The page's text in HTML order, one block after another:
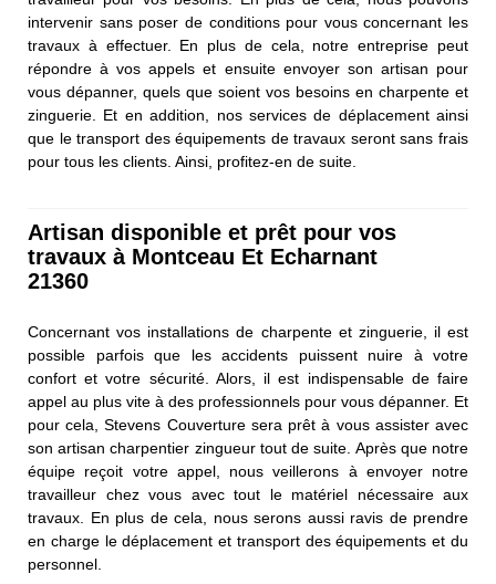
intervenir sans poser de conditions pour vous concernant les
travaux à effectuer. En plus de cela, notre entreprise peut
répondre à vos appels et ensuite envoyer son artisan pour
vous dépanner, quels que soient vos besoins en charpente et
zinguerie. Et en addition, nos services de déplacement ainsi
que le transport des équipements de travaux seront sans frais
pour tous les clients. Ainsi, profitez-en de suite.
Artisan disponible et prêt pour vos
travaux à Montceau Et Echarnant
21360
Concernant vos installations de charpente et zinguerie, il est
possible parfois que les accidents puissent nuire à votre
confort et votre sécurité. Alors, il est indispensable de faire
appel au plus vite à des professionnels pour vous dépanner. Et
pour cela, Stevens Couverture sera prêt à vous assister avec
son artisan charpentier zingueur tout de suite. Après que notre
équipe reçoit votre appel, nous veillerons à envoyer notre
travailleur chez vous avec tout le matériel nécessaire aux
travaux. En plus de cela, nous serons aussi ravis de prendre
en charge le déplacement et transport des équipements et du
personnel.